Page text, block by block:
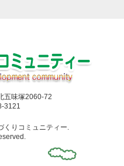
五味塚2060-72
3121
くりコミュニティー.